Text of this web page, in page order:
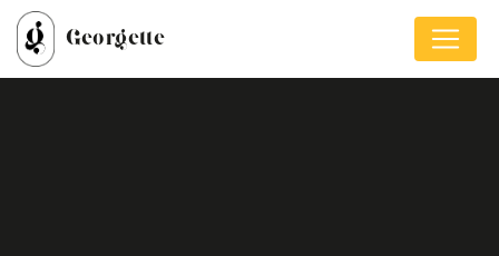
Georgette
Panneau de gestion des cookies